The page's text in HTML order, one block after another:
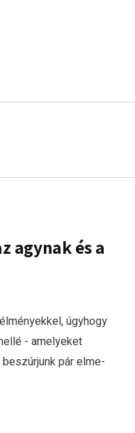
agynak és a
úgyhogy
- amelyeket
pár elme-